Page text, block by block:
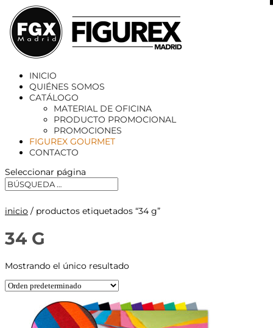
INICIO
QUIÉNES SOMOS
CATÁLOGO
MATERIAL DE OFICINA
PRODUCTO PROMOCIONAL
PROMOCIONES
FIGUREX GOURMET
CONTACTO
Seleccionar página
inicio / productos etiquetados “34 g”
34 G
Mostrando el único resultado